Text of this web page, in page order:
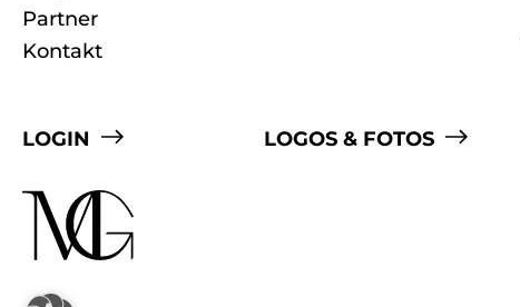
Partner
Kontakt
LOGIN LOGOS & FOTOS